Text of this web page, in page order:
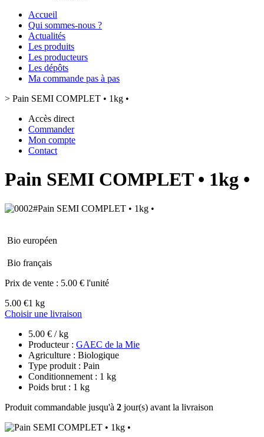
Accueil
Qui sommes-nous ?
Actualités
Les produits
Les producteurs
Les dépôts
Ma commande pas à pas
> Pain SEMI COMPLET • 1kg •
Accès direct
Commander
Mon compte
Contact
Pain SEMI COMPLET • 1kg •
Bio européen
Bio français
Prix de vente : 5.00 € l'unité
5.00 €1 kg
Choisir une livraison
5.00 € / kg
Producteur : GAEC de la Mie
Agriculture : Biologique
Type produit : Pain
Conditionnement : 1 kg
Poids brut : 1 kg
Produit commandable jusqu'à 2 jour(s) avant la livraison